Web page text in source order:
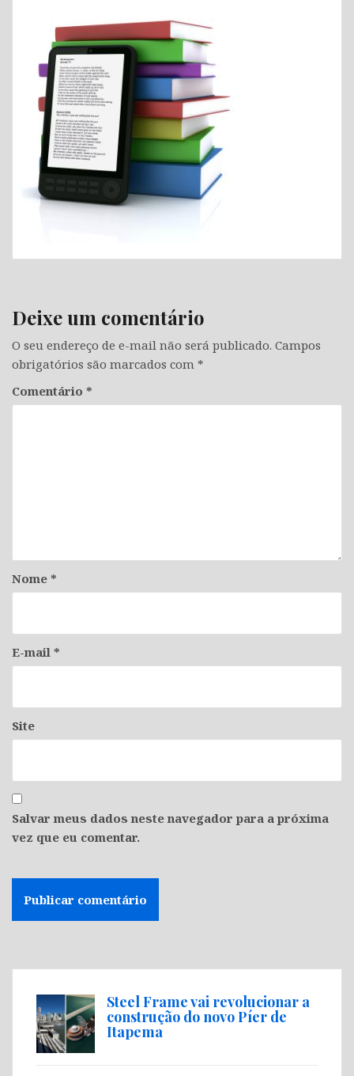
Deixe um comentário
O seu endereço de e-mail não será publicado. Campos
obrigatórios são marcados com *
Comentário *
Nome *
E-mail *
Site
Salvar meus dados neste navegador para a próxima
vez que eu comentar.
Steel Frame vai revolucionar a
construção do novo Píer de
Itapema